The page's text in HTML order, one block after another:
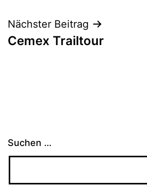
Nächster Beitrag
Cemex Trailtour
Suchen …